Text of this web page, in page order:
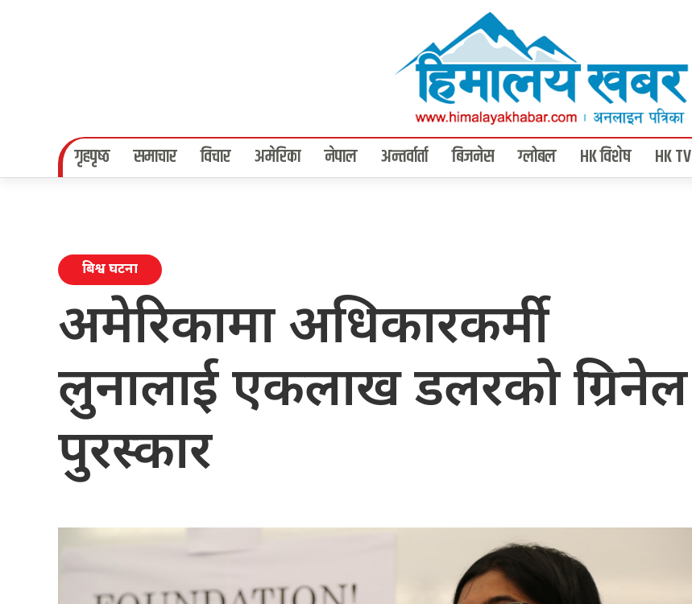
गृहपृष्‍ठ समाचार विचार अमेरिका नेपाल अन्तर्वार्ता बिजनेस ग्लोबल HK विशेष HK TV
बिश्व घटना
अमेरिकामा अधिकारकर्मी
लुनालाई एकलाख डलरकाे ग्रिनेल
पुरस्कार